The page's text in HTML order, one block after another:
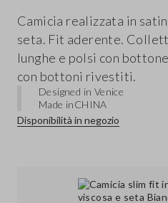
Camicia realizzata in
seta. Fit aderente.
lunghe e polsi con
con bottoni rivestiti.
Designed in Venice
Made inCHINA
Disponibilità in negozio